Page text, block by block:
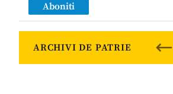
Aboniti
ARCHIVI DE PATRIE